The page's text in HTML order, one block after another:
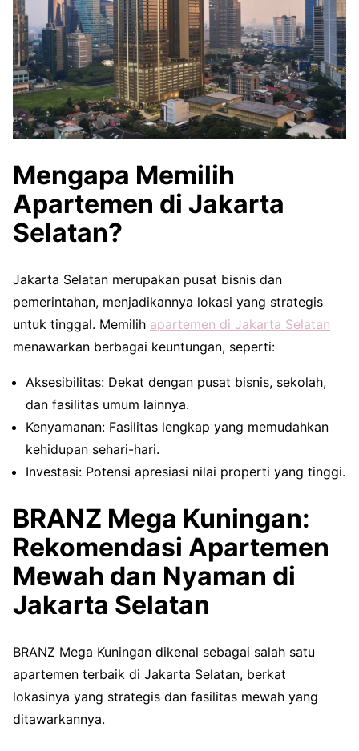
Mengapa Memilih
Apartemen di Jakarta
Selatan?
Jakarta Selatan merupakan pusat bisnis dan
pemerintahan, menjadikannya lokasi yang strategis
untuk tinggal. Memilih apartemen di Jakarta Selatan
menawarkan berbagai keuntungan, seperti:
Aksesibilitas: Dekat dengan pusat bisnis, sekolah,
dan fasilitas umum lainnya.
Kenyamanan: Fasilitas lengkap yang memudahkan
kehidupan sehari-hari.
Investasi: Potensi apresiasi nilai properti yang tinggi.
BRANZ Mega Kuningan:
Rekomendasi Apartemen
Mewah dan Nyaman di
Jakarta Selatan
BRANZ Mega Kuningan dikenal sebagai salah satu
apartemen terbaik di Jakarta Selatan, berkat
lokasinya yang strategis dan fasilitas mewah yang
ditawarkannya.